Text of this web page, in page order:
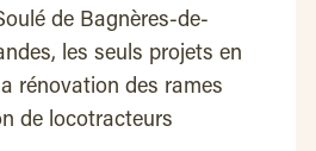
de Bagnères-de-
les seuls projets en
rénovation des rames
de locotracteurs